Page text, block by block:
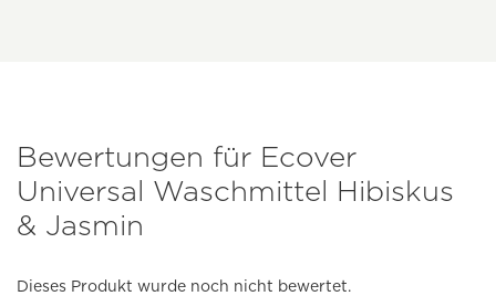
Bewertungen für Ecover
Universal Waschmittel Hibiskus
& Jasmin
Dieses Produkt wurde noch nicht bewertet.